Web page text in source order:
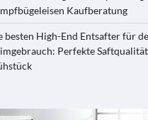
Kaufberatung
besten High-End Entsafter für
Perfekte